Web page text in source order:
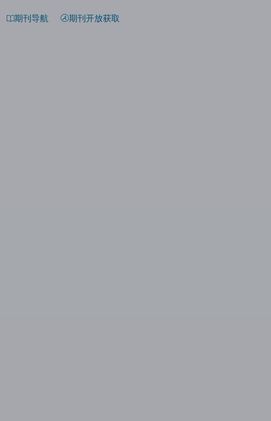
期刊导航 期刊开放获取